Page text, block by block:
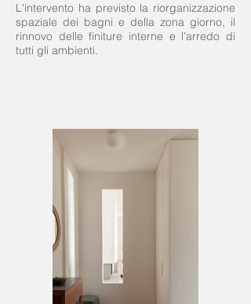
L'intervento ha previsto la riorganizzazione
spaziale dei bagni e della zona giorno, il
rinnovo delle finiture interne e l'arredo di
tutti gli ambienti.